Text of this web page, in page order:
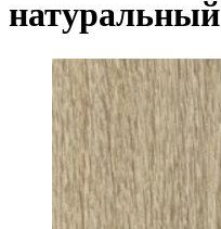
натуральный